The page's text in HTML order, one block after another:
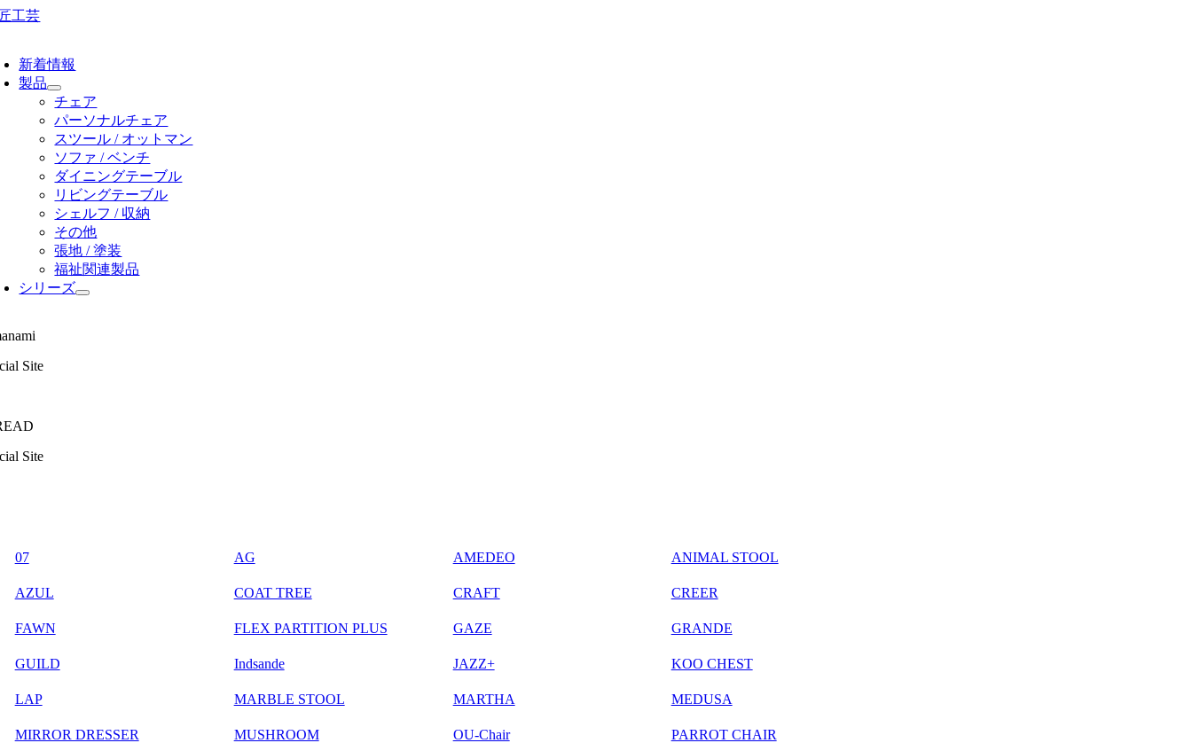
Skip
新着情報
製品
チェア
パーソナルチェア
スツール / オットマン
ソファ / ベンチ
ダイニングテーブル
リビングテーブル
シェルフ / 収納
その他
張地 / 塗装
福祉関連製品
シリーズ
Site
Site
07 AG AMEDEO ANIMAL STOOL
AZUL COAT TREE CRAFT CREER
FAWN FLEX PARTITION PLUS GAZE GRANDE
GUILD Indsande JAZZ+ KOO CHEST
LAP MARBLE STOOL MARTHA MEDUSA
MIRROR DRESSER MUSHROOM OU-Chair PARROT CHAIR